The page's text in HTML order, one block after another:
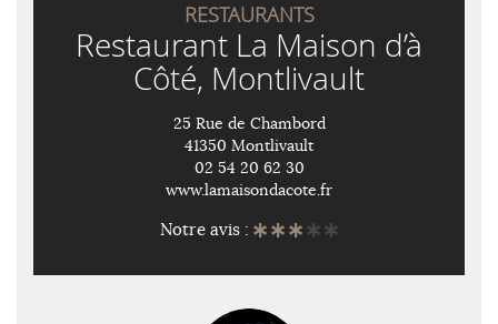
RESTAURANTS
Restaurant La Maison d’à
Côté, Montlivault
25 Rue de Chambord
41350 Montlivault
02 54 20 62 30
www.lamaisondacote.fr
Notre avis :